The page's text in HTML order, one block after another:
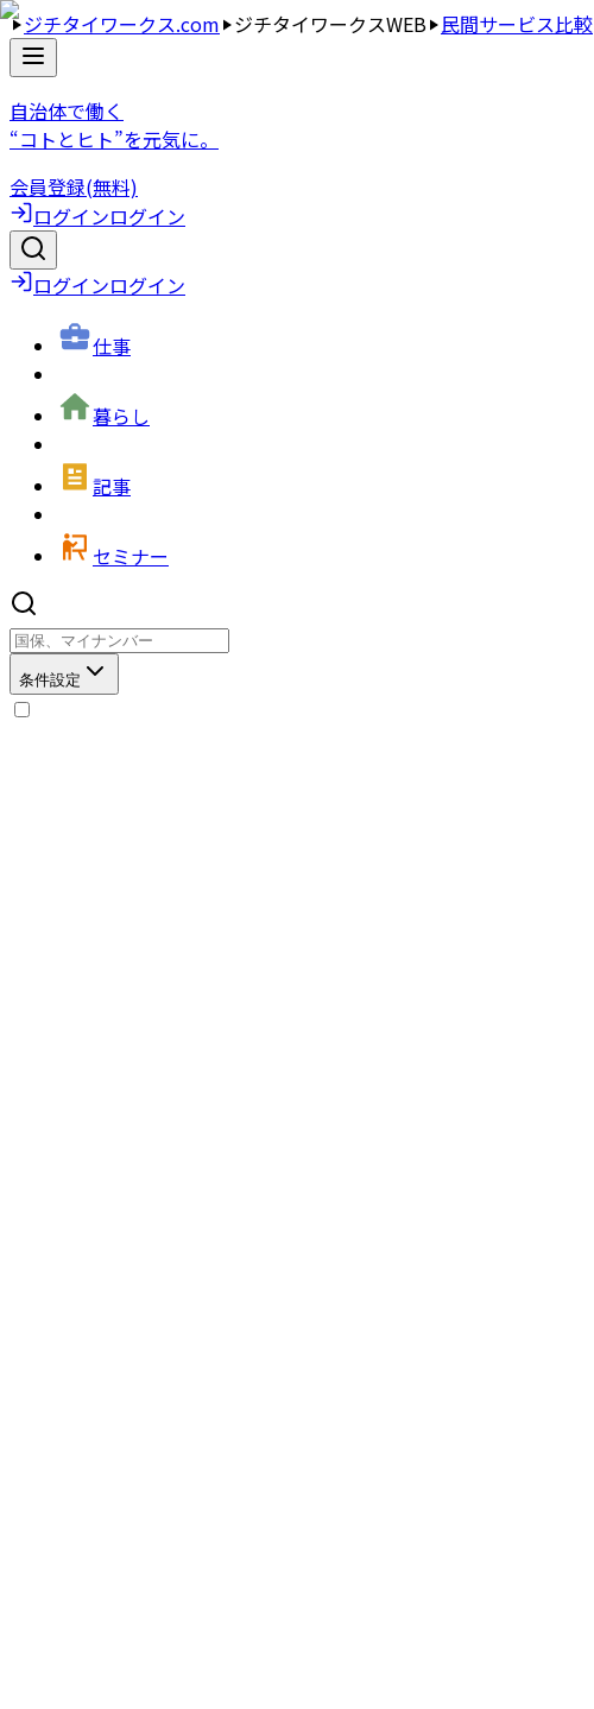
ジチタイワークス.com ジチタイワークスWEB 民間サービス比較
自治体で働く
“コトとヒト”を元気に。
会員登録(無料)
ログインログイン
ログインログイン
仕事
暮らし
記事
セミナー
条件設定